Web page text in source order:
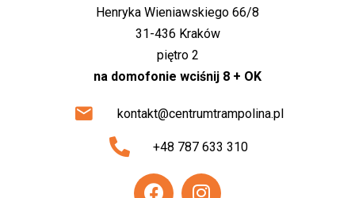
Henryka Wieniawskiego 66/8
31-436 Kraków
piętro 2
na domofonie wciśnij 8 + OK
kontakt@centrumtrampolina.pl
+48 787 633 310